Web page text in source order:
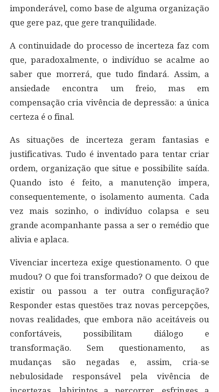
imponderável, como base de alguma organização
que gere paz, que gere tranquilidade.
A continuidade do processo de incerteza faz com
que, paradoxalmente, o indivíduo se acalme ao
saber que morrerá, que tudo findará. Assim, a
ansiedade encontra um freio, mas em
compensação cria vivência de depressão: a única
certeza é o final.
As situações de incerteza geram fantasias e
justificativas. Tudo é inventado para tentar criar
ordem, organização que situe e possibilite saída.
Quando isto é feito, a manutenção impera,
consequentemente, o isolamento aumenta. Cada
vez mais sozinho, o indivíduo colapsa e seu
grande acompanhante passa a ser o remédio que
alivia e aplaca.
Vivenciar incerteza exige questionamento. O que
mudou? O que foi transformado? O que deixou de
existir ou passou a ter outra configuração?
Responder estas questões traz novas percepções,
novas realidades, que embora não aceitáveis ou
confortáveis, possibilitam diálogo e
transformação. Sem questionamento, as
mudanças são negadas e, assim, cria-se
nebulosidade responsável pela vivência de